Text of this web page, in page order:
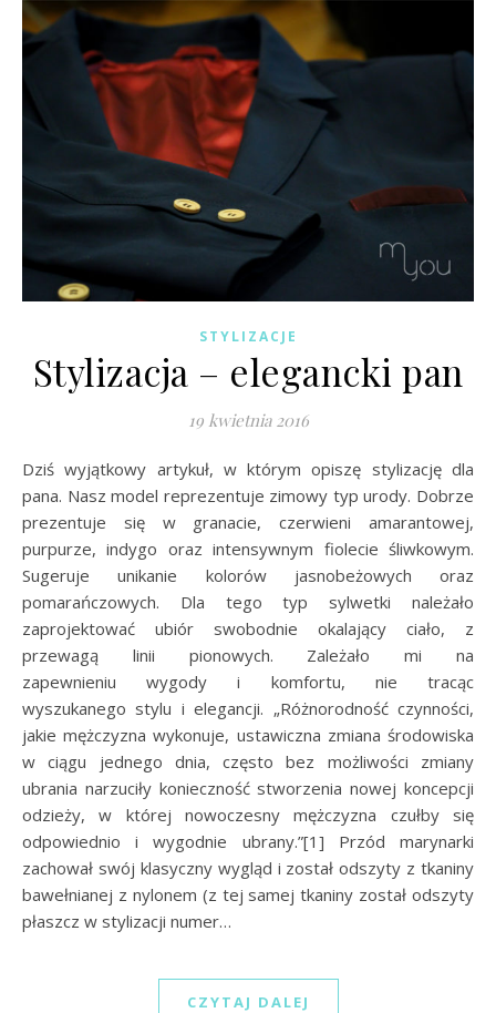
STYLIZACJE
Stylizacja – elegancki pan
19 kwietnia 2016
Dziś wyjątkowy artykuł, w którym opiszę stylizację dla
pana. Nasz model reprezentuje zimowy typ urody. Dobrze
prezentuje się w granacie, czerwieni amarantowej,
purpurze, indygo oraz intensywnym fiolecie śliwkowym.
Sugeruje unikanie kolorów jasnobeżowych oraz
pomarańczowych. Dla tego typ sylwetki należało
zaprojektować ubiór swobodnie okalający ciało, z
przewagą linii pionowych. Zależało mi na
zapewnieniu wygody i komfortu, nie tracąc
wyszukanego stylu i elegancji. „Różnorodność czynności,
jakie mężczyzna wykonuje, ustawiczna zmiana środowiska
w ciągu jednego dnia, często bez możliwości zmiany
ubrania narzuciły konieczność stworzenia nowej koncepcji
odzieży, w której nowoczesny mężczyzna czułby się
odpowiednio i wygodnie ubrany.”[1] Przód marynarki
zachował swój klasyczny wygląd i został odszyty z tkaniny
bawełnianej z nylonem (z tej samej tkaniny został odszyty
płaszcz w stylizacji numer…
CZYTAJ DALEJ